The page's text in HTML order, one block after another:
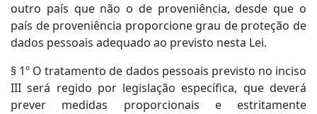
outro país que não o de proveniência, desde que o
país de proveniência proporcione grau de proteção de
dados pessoais adequado ao previsto nesta Lei.
§ 1º O tratamento de dados pessoais previsto no inciso
III será regido por legislação específica, que deverá
prever medidas proporcionais e estritamente